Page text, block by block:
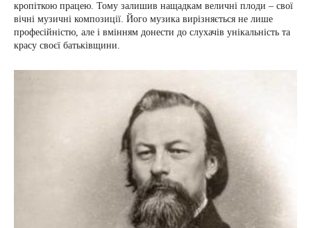
кропіткою працею. Тому залишив нащадкам величні плоди – свої
вічні музичні композиції. Його музика вирізняється не лише
професійністю, але і вмінням донести до слухачів унікальність та
красу своєї батьківщини.